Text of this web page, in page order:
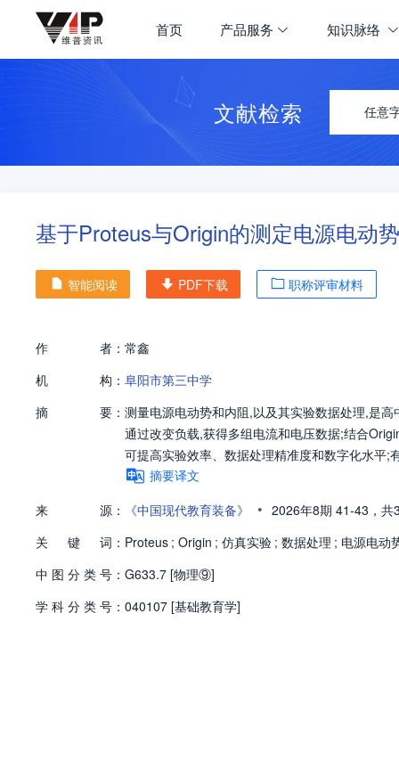
首页 产品服务 知识脉络
文献检索 任意
基于Proteus与Origin的测定电源电动
智能阅读 PDF下载 职称评审材料
作 者： 常鑫
机
构： 阜阳市第三中学
摘
要： 测量电源电动势和内阻,以及其实验数据处理,是
通过改变负载,获得多组电流和电压数据;结合
可提高实验效率、数据处理精准度和数字化水平
摘要译文
来
源： 《中国现代教育装备》 • 2026年8期 41-43， 共
关
键 词： Proteus ; Origin ; 仿真实验 ; 数据处理 ; 电源电动
中 图 分 类 号： G633.7 [物理⑨]
学 科 分 类 号： 040107 [基础教育学]